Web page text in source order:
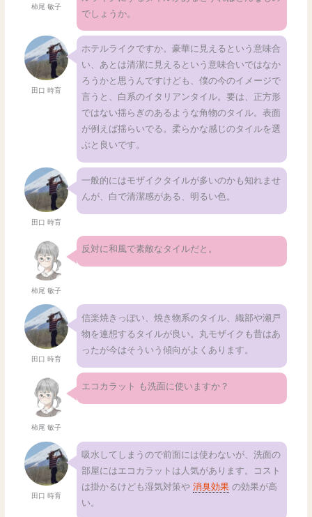
柿尾 敏子
でしょうか。
田口 時育
ホテルライクですか。豪華に見えるという意味合
い、あとは清潔に見えるという意味合いではなか
ろうかと思うんですけども、僕の今のイメージで
言うと、白系のイタリアンタイル。要は、正方形
ではない揺らぎのあるような角物のタイル。表面
が例えば揺らいでる。柔らかな感じのタイルを選
ぶと良いです。
田口 時育
一般的にはモザイクタイルが多いのかも知れませ
んが、白で清潔感がある、明るい色。
柿尾 敏子
反対に和風で素敵なタイルだと。
田口 時育
信楽焼きっぽい、焼き物系のタイル、織部や瀬戸
物を連想するタイルが良い。丸モザイクも昔はあ
ったが今はそういう傾向がよくあります。
柿尾 敏子
エコカラット も洗面に使いますか？
田口 時育
吸水してしまうので前面には使わないが、洗面の
部屋にはエコカラットは人気があります。コスト
は掛かるけども湿気対策や消臭効果 の効果が高
い。